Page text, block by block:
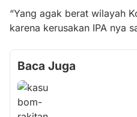
“Yang agak berat wilayah
karena kerusakan IPA nya
Baca Juga